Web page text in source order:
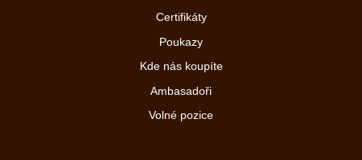
Certifikáty
Poukazy
Kde nás koupíte
Ambasadoři
Volné pozice